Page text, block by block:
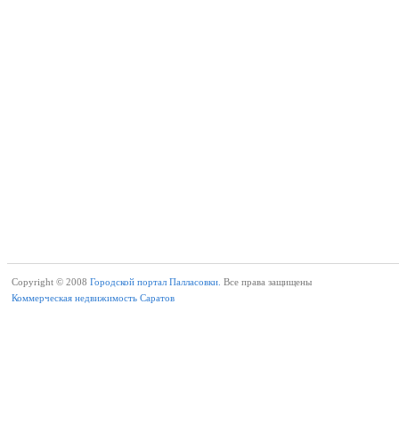
Copyright © 2008 Городской портал Палласовки. Все права защищены
Коммерческая недвижимость Саратов